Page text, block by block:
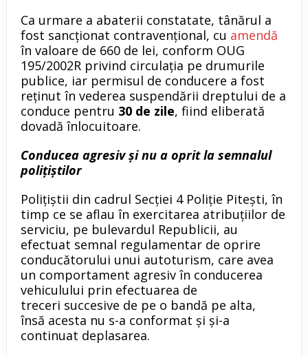
Ca urmare a abaterii constatate, tânărul a
fost sancționat contravențional, cu amendă
în valoare de 660 de lei, conform OUG
195/2002R privind circulația pe drumurile
publice, iar permisul de conducere a fost
reținut în vederea suspendării dreptului de a
conduce pentru 30 de zile, fiind eliberată
dovadă înlocuitoare.
Conducea agresiv și nu a oprit la semnalul
polițiștilor
Polițiștii din cadrul Secției 4 Poliție Pitești, în
timp ce se aflau în exercitarea atribuțiilor de
serviciu, pe bulevardul Republicii, au
efectuat semnal regulamentar de oprire
conducătorului unui autoturism, care avea
un comportament agresiv în conducerea
vehiculului prin efectuarea de
treceri succesive de pe o bandă pe alta,
însă acesta nu s-a conformat și și-a
continuat deplasarea.